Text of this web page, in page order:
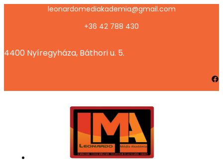
leonardomediakademia@gmail.com
+36 42 788 430
4400 Nyíregyháza, Báthori u. 5.
Facebook